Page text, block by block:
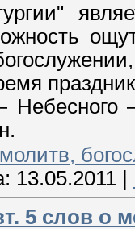
13.05.2011
5 слов о